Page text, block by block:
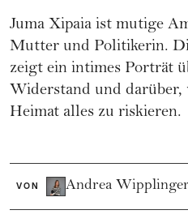
Juma Xipaia ist mutige
Mutter und Politikerin.
zeigt ein intimes Porträt
Widerstand und darüber,
Heimat alles zu riskieren.
VON Andrea